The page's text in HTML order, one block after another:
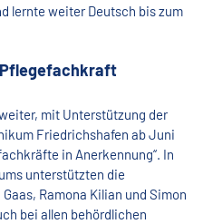
lernte weiter Deutsch bis zum
Pflegefachkraft
mit Unterstützung der
Friedrichshafen ab Juni
in Anerkennung“. In
unterstützten die
Ramona Kilian und Simon
bei allen behördlichen